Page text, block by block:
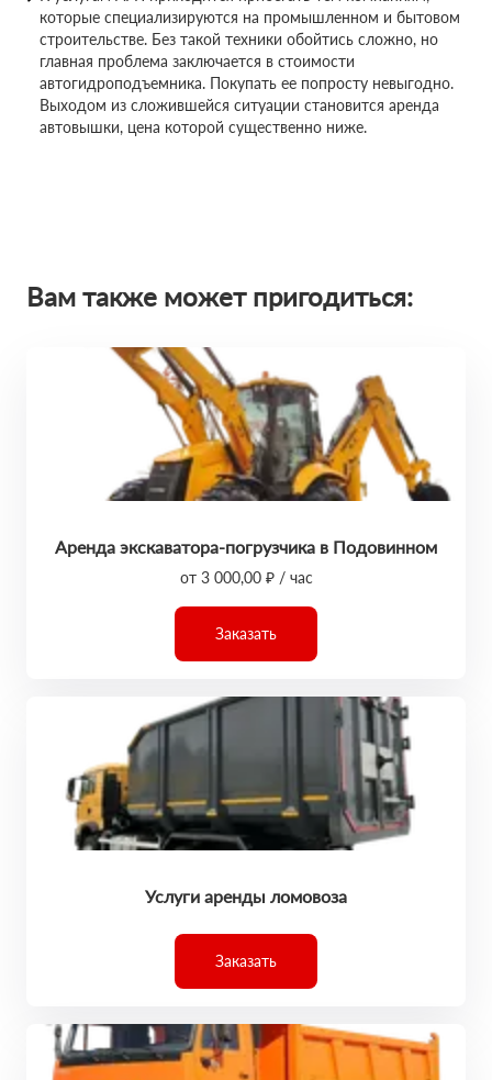
которые специализируются на промышленном и бытовом
строительстве. Без такой техники обойтись сложно, но
главная проблема заключается в стоимости
автогидроподъемника. Покупать ее попросту невыгодно.
Выходом из сложившейся ситуации становится аренда
автовышки, цена которой существенно ниже.
Вам также может пригодиться:
Аренда экскаватора-погрузчика в Подовинном
от 3 000,00 ₽ / час
Заказать
Услуги аренды ломовоза
Заказать